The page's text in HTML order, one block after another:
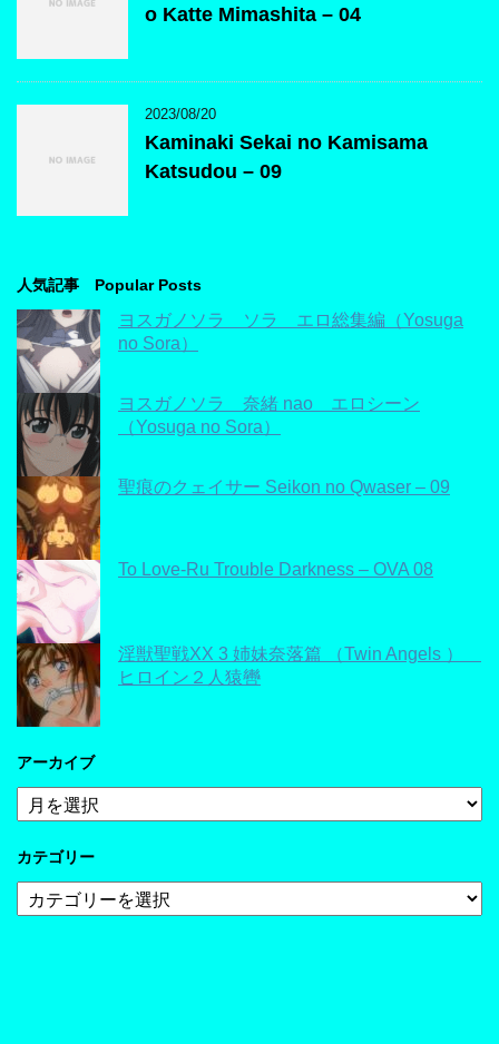
o Katte Mimashita – 04
2023/08/20
Kaminaki Sekai no Kamisama
Katsudou – 09
人気記事 Popular Posts
ヨスガノソラ ソラ エロ総集編（Yosuga
no Sora）
ヨスガノソラ 奈緒 nao エロシーン
（Yosuga no Sora）
聖痕のクェイサー Seikon no Qwaser – 09
To Love-Ru Trouble Darkness – OVA 08
淫獣聖戦XX 3 姉妹奈落篇 （Twin Angels ）
ヒロイン２人猿轡
アーカイブ
ア
ー
イ
カテゴリー
テ